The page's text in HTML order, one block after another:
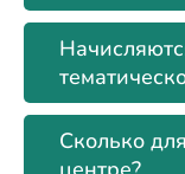
Сколько